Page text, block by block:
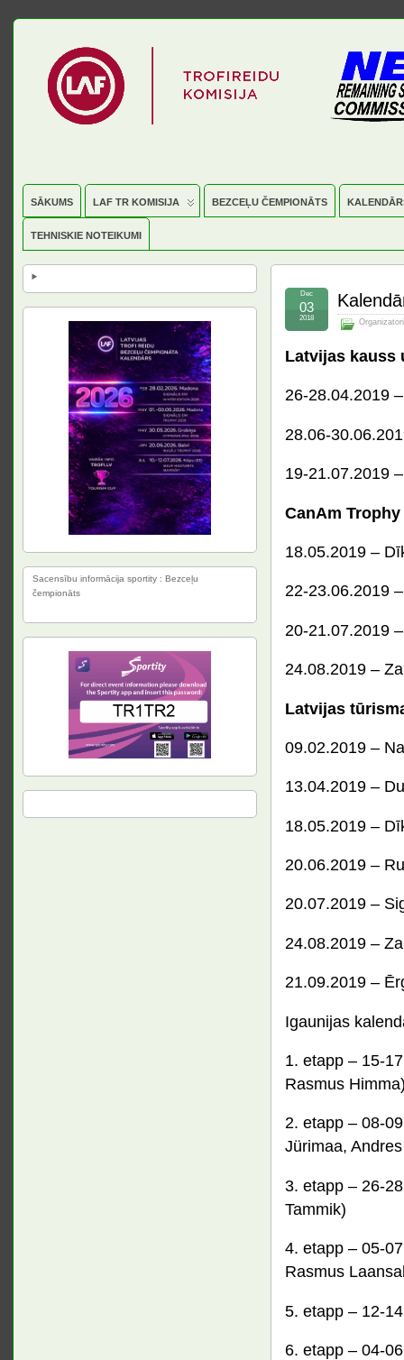
SĀKUMS LAF TR KOMISIJA BEZCEĻU ČEMPIONĀTS
TEHNISKIE NOTEIKUMI
Dec
03
2018
Latvijas kauss
26-28.04.2019
28.06-
19-21.07.2019
CanAm Trophy
18.05.2019 –
22-23.06.2019
20-21.07.2019
24.08.2019 –
Latvijas
09.02.2019 –
13.04.2019 –
18.05.2019 –
20.06.2019 –
20.07.2019 –
24.08.2019 –
21.09.2019 –
Igaunijas
1. etapp – 15-
Rasmus
2. etapp – 08-
Jürimaa,
3. etapp – 26-
Tammik)
4. etapp – 05-
Rasmus
5. etapp – 12-
6. etapp – 04-
Sacensību informācija sportity : Bezceļu
čempionāts